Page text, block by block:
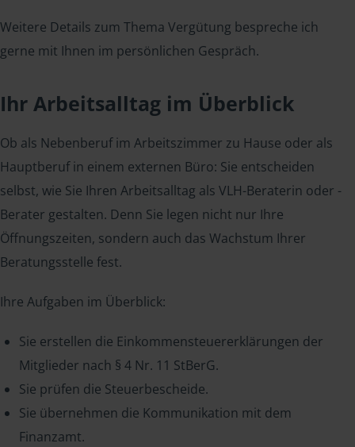
Weitere Details zum Thema Vergütung bespreche ich
gerne mit Ihnen im persönlichen Gespräch.
Ihr Arbeitsalltag im Überblick
Ob als Nebenberuf im Arbeitszimmer zu Hause oder als
Hauptberuf in einem externen Büro: Sie entscheiden
selbst, wie Sie Ihren Arbeitsalltag als VLH-Beraterin oder -
Berater gestalten. Denn Sie legen nicht nur Ihre
Öffnungszeiten, sondern auch das Wachstum Ihrer
Beratungsstelle fest.
Ihre Aufgaben im Überblick:
Sie erstellen die Einkommensteuererklärungen der
Mitglieder nach § 4 Nr. 11 StBerG.
Sie prüfen die Steuerbescheide.
Sie übernehmen die Kommunikation mit dem
Finanzamt.